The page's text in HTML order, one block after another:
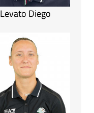
Levato Diego